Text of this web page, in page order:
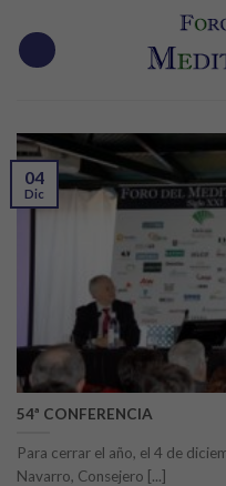
content
54ª CONFERENCIA
Para cerrar el año, el 4 de
Navarro, Consejero [...]
04
Dic